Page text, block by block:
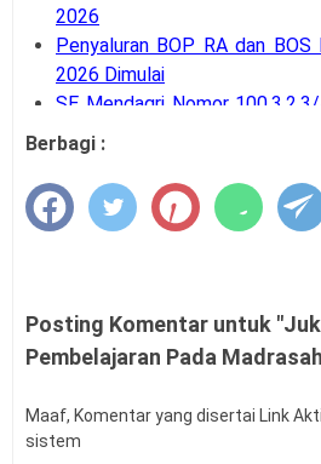
2026
Penyaluran BOP RA dan
2026 Dimulai
SE Mendagri Nomor
Kode Rekening APB Desa
Panduan Pengajuan Data
Versi 2027
Latihan Soal Tes Substantif
Kalender Pendidikan Kota
Kalender Pendidikan
Buku Saku Pendampingan
Pengawas Madrasah
Berbagi :
Posting Komentar untuk
Pembelajaran Pada
Maaf, Komentar yang disertai Link
sistem